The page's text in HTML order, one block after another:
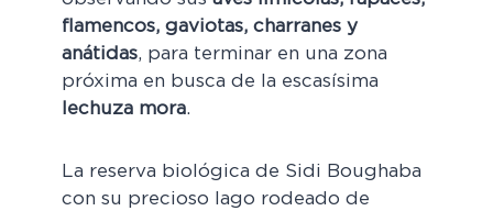
flamencos, gaviotas, charranes y
anátidas, para terminar en una zona
próxima en busca de la escasísima
lechuza mora.
La reserva biológica de Sidi Boughaba
con su precioso lago rodeado de